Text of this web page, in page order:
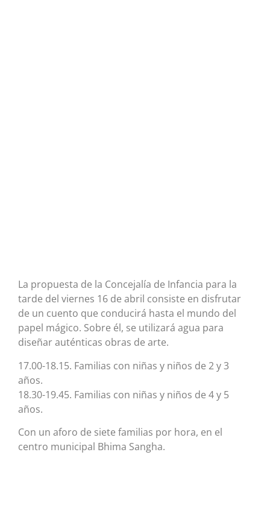
La propuesta de la Concejalía de Infancia para la
tarde del viernes 16 de abril consiste en disfrutar
de un cuento que conducirá hasta el mundo del
papel mágico. Sobre él, se utilizará agua para
diseñar auténticas obras de arte.
17.00-18.15. Familias con niñas y niños de 2 y 3
años.
18.30-19.45. Familias con niñas y niños de 4 y 5
años.
Con un aforo de siete familias por hora, en el
centro municipal Bhima Sangha.